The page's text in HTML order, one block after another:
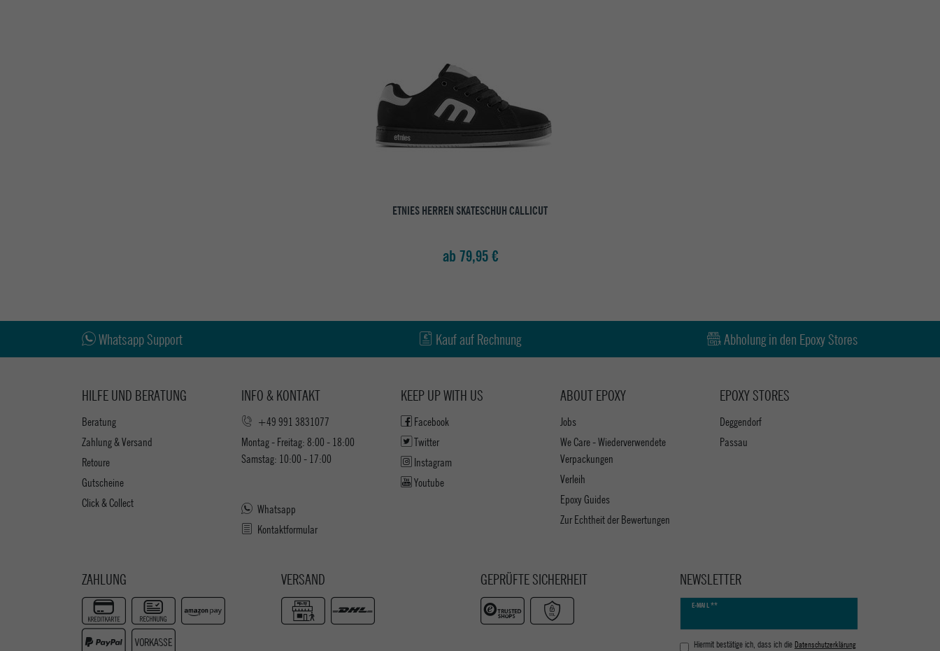
ETNIES HERREN SKATESCHUH CALLICUT
ab 79,95 €
Whatsapp Support Kauf auf Rechnung Abholung in den Epoxy Stores
HILFE UND BERATUNG
Beratung
Zahlung & Versand
Retoure
Gutscheine
Click & Collect
INFO & KONTAKT
+49 991 3831077
Montag - Freitag: 8:00 - 18:00
Samstag: 10:00 - 17:00
Whatsapp
Kontaktformular
ABOUT EPOXY
Jobs
We Care - Wiederverwendete
Verpackungen
Verleih
Epoxy Guides
Zur Echtheit der Bewertungen
EPOXY STORES
Deggendorf
Passau
KEEP UP WITH US
Facebook
Twitter
Instagram
Youtube
ZAHLUNG VERSAND GEPRÜFTE SICHERHEIT NEWSLETTER
E-MAIL **
Newsletter
Hiermit bestätige ich, dass ich die Daten­schutz­erklärung